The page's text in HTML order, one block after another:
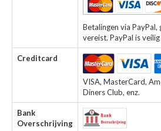
Betalingen via PayPal,
vereist. PayPal is
Creditcard
VISA, MasterCard,
Diners Club, enz.
Bank
Overschrijving